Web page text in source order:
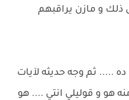
ذلك و مازن يراقبهم
..... ثم وجه حديثه لآيات
و قوليلي انتي .... هو